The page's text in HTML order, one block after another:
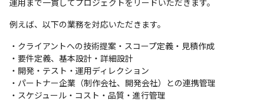
運用まで一貫してプロジェクトをリードいただきます。
例えば、以下の業務を対応いただきます。
・クライアントへの技術提案・スコープ定義・見積作成
・要件定義、基本設計・詳細設計
・開発・テスト・運用ディレクション
・パートナー企業（制作会社、開発会社）との連携管理
・スケジュール・コスト・品質・進行管理